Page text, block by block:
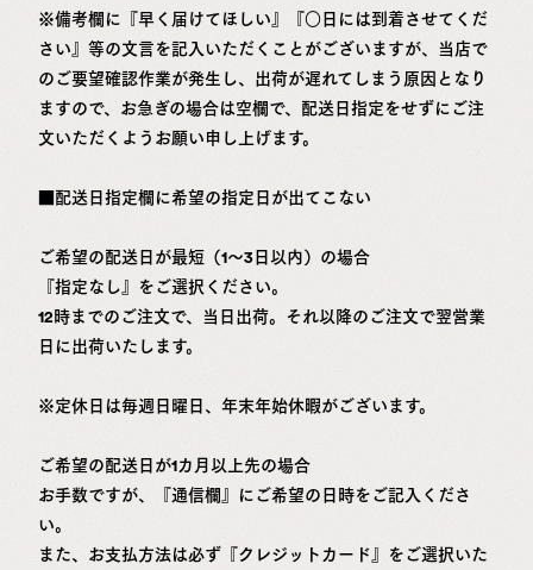
※備考欄に『早く届けてほしい』『○日には到着させてくだ
さい』等の文言を記入いただくことがございますが、当店で
のご要望確認作業が発生し、出荷が遅れてしまう原因となり
ますので、お急ぎの場合は空欄で、配送日指定をせずにご注
文いただくようお願い申し上げます。
■配送日指定欄に希望の指定日が出てこない
ご希望の配送日が最短（1～3日以内）の場合
『指定なし』をご選択ください。
12時までのご注文で、当日出荷。それ以降のご注文で翌営業
日に出荷いたします。
※定休日は毎週日曜日、年末年始休暇がございます。
ご希望の配送日が1カ月以上先の場合
お手数ですが、『通信欄』にご希望の日時をご記入くださ
い。
また、お支払方法は必ず 『クレジットカード』をご選択いた